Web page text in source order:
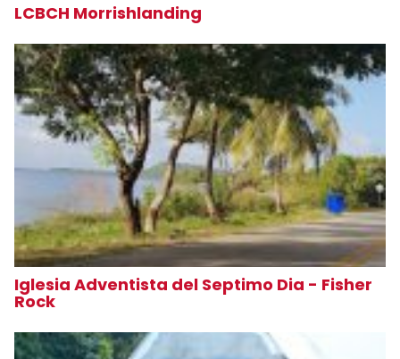
LCBCH Morrishlanding
Iglesia Adventista del Septimo Dia - Fisher
Rock